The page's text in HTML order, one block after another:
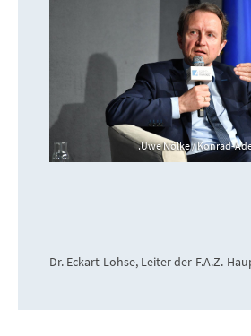
Uwe Nölke / Konrad-
Dr. Eckart Lohse, Leiter der F.A.Z.-